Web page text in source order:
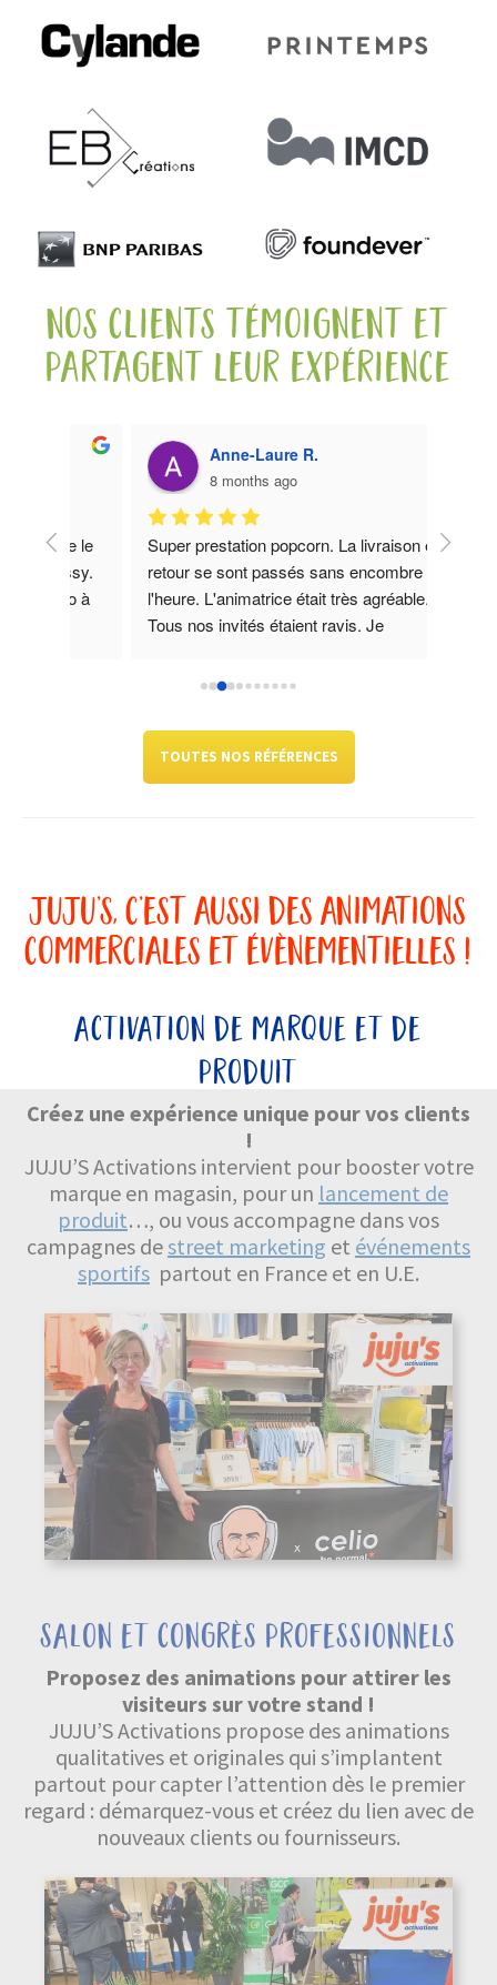
nos clients témoignent et
partagent leur expérience
Anne-Laure R.
8 months ago
Super prestation popcorn. La livraison et le
retour se sont passés sans encombre et à
l'heure. L'animatrice était très agréable.
Tous nos invités étaient ravis. Je
TOUTES NOS RÉFÉRENCES
juju’s, c’est aussi des animations
commerciales et évènementielles !
activation de marque et de
produit
Créez une expérience unique pour vos clients
!
JUJU’S Activations intervient pour booster votre
marque en magasin, pour un lancement de
produit…, ou vous accompagne dans vos
campagnes destreet marketing et événements
sportifs partout en France et en U.E.
salon et congrès professionnels
Proposez des animations pour attirer les
visiteurs sur votre stand !
JUJU’S Activations propose des animations
qualitatives et originales qui s’implantent
partout pour capter l’attention dès le premier
regard : démarquez-vous et créez du lien avec de
nouveaux clients ou fournisseurs.